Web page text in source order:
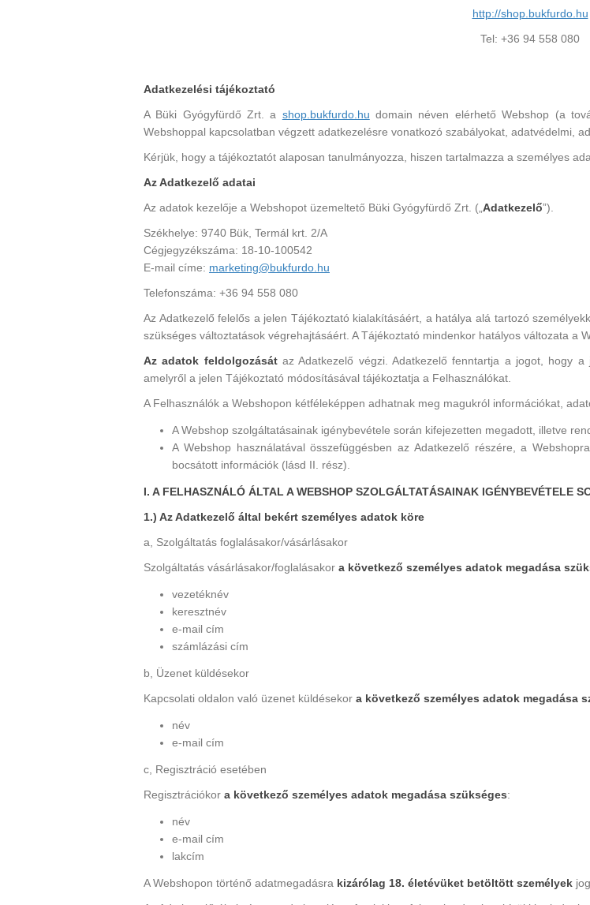
http://shop.bukfurdo.hu
Tel: +36 94 558 080
Adatkezelési tájékoztató
A Büki Gyógyfürdő Zrt. a shop.bukfurdo.hu domain néven elérhető Webshop (a
Webshoppal kapcsolatban végzett adatkezelésre vonatkozó szabályokat, adatvédelmi,
Kérjük, hogy a tájékoztatót alaposan tanulmányozza, hiszen tartalmazza a személyes
Az Adatkezelő adatai
Az adatok kezelője a Webshopot üzemeltető Büki Gyógyfürdő Zrt. („ Adatkezelő”).
Székhelye: 9740 Bük, Termál krt. 2/A
Cégjegyzékszáma: 18-10-100542
E-mail címe: marketing@bukfurdo.hu
Telefonszáma: +36 94 558 080
Az Adatkezelő felelős a jelen Tájékoztató kialakításáért, a hatálya alá tartozó
szükséges változtatások végrehajtásáért. A Tájékoztató mindenkor hatályos változata a
Az adatok feldolgozását az Adatkezelő végzi. Adatkezelő fenntartja a jogot, hogy
amelyről a jelen Tájékoztató módosításával tájékoztatja a Felhasználókat.
A Felhasználók a Webshopon kétféleképpen adhatnak meg magukról információkat,
A Webshop szolgáltatásainak igénybevétele során kifejezetten megadott, illetve
A Webshop használatával összefüggésben az Adatkezelő részére, a
bocsátott információk (lásd II. rész).
I. A FELHASZNÁLÓ ÁLTAL A WEBSHOP SZOLGÁLTATÁSAINAK IGÉNYBEVÉTELE
1.) Az Adatkezelő által bekért személyes adatok köre
a, Szolgáltatás foglalásakor/vásárlásakor
Szolgáltatás vásárlásakor/foglalásakor a következő személyes adatok megadása
vezetéknév
keresztnév
e-mail cím
számlázási cím
b, Üzenet küldésekor
Kapcsolati oldalon való üzenet küldésekor a következő személyes adatok megadása
név
e-mail cím
c, Regisztráció esetében
Regisztrációkor a következő személyes adatok megadása szükséges:
név
e-mail cím
lakcím
A Webshopon történő adatmegadásra kizárólag 18. életévüket betöltött személyek